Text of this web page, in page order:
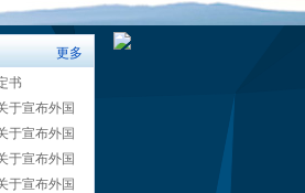
更多
书
于宣布外国
于宣布外国
于宣布外国
于宣布外国